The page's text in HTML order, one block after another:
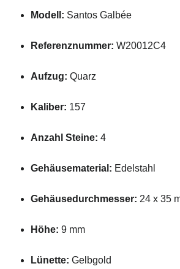
Modell: Santos Galbée
Referenznummer: W20012C4
Aufzug: Quarz
Kaliber: 157
Anzahl Steine: 4
Gehäusematerial: Edelstahl
Gehäusedurchmesser: 24 x 35
Höhe: 9 mm
Lünette: Gelbgold